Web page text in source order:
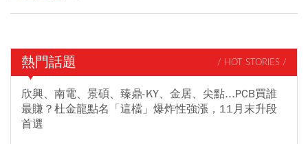
熱門話題 / HOT STORIES /
欣興、南電、景碩、臻鼎-KY、金居、尖點...PCB買誰
最賺？杜金龍點名「這檔」爆炸性強漲，11月末升段
首選